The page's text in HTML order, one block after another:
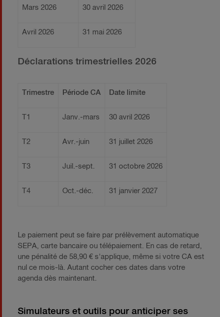
Mars 2026 30 avril 2026
Avril 2026 31 mai 2026
Déclarations trimestrielles 2026
Trimestre Période CA Date limite
T1 Janv.-mars 30 avril 2026
T2 Avr.-juin 31 juillet 2026
T3 Juil.-sept. 31 octobre 2026
T4 Oct.-déc. 31 janvier 2027
Le paiement peut se faire par prélèvement automatique
SEPA, carte bancaire ou télépaiement. En cas de retard,
une pénalité de 58,90 € s'applique, même si votre CA est
nul ce mois-là. Autant cocher ces dates dans votre
agenda dès maintenant.
Simulateurs et outils pour anticiper ses